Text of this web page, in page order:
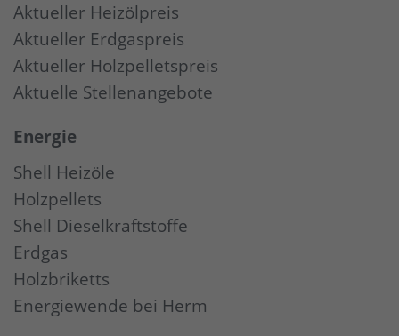
Aktueller Heizölpreis
Aktueller Erdgaspreis
Aktueller Holzpelletspreis
Aktuelle Stellenangebote
Energie
Shell Heizöle
Holzpellets
Shell Dieselkraftstoffe
Erdgas
Holzbriketts
Energiewende bei Herm